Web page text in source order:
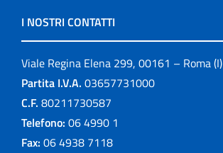
I NOSTRI CONTATTI
Viale Regina Elena 299, 00161 – Roma (I)
Partita I.V.A. 03657731000
C.F. 80211730587
Telefono: 06 4990 1
Fax: 06 4938 7118